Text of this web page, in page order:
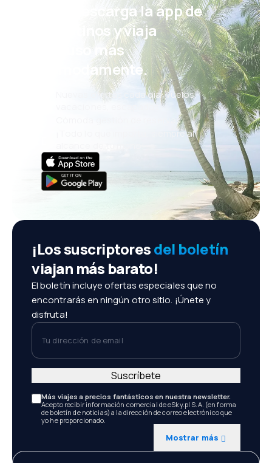
¡Eh! Descarga la app de
eDestinos y viaja
incluso más
cómodamente.
Nuevas ofertas cada día: vuelos,
vacaciones, escapadas
Cómoda gestión de reservas
¡Todo lo que importa, siempre al
¡Los suscriptoresdel boletín
viajan más barato!
El boletín incluye ofertas especiales que no
encontrarás en ningún otro sitio. ¡Únete y
disfruta!
Tu dirección de email
Más viajes a precios fantásticos en nuestra newsletter.
Acepto recibir información comercial de eSky.pl S.A. (en forma
de boletín de noticias) a la dirección de correo electrónico que
yo he proporcionado.
Mostrar más
Suscríbete